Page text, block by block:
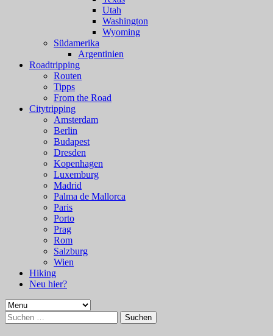
Utah
Washington
Wyoming
Südamerika
Argentinien
Roadtripping
Routen
Tipps
From the Road
Citytripping
Amsterdam
Berlin
Budapest
Dresden
Kopenhagen
Luxemburg
Madrid
Palma de Mallorca
Paris
Porto
Prag
Rom
Salzburg
Wien
Hiking
Neu hier?
Suchen
nach: